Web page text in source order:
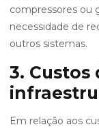
compressores ou
necessidade de
outros sistemas.
3. Custos
Em relação aos